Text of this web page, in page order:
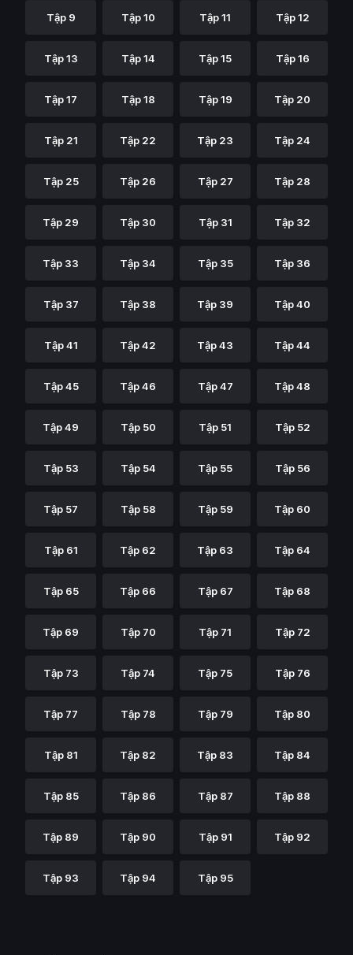
Tập 9 Tập 10 Tập 11 Tập 12
Tập 13 Tập 14 Tập 15 Tập 16
Tập 17 Tập 18 Tập 19 Tập 20
Tập 21 Tập 22 Tập 23 Tập 24
Tập 25 Tập 26 Tập 27 Tập 28
Tập 29 Tập 30 Tập 31 Tập 32
Tập 33 Tập 34 Tập 35 Tập 36
Tập 37 Tập 38 Tập 39 Tập 40
Tập 41 Tập 42 Tập 43 Tập 44
Tập 45 Tập 46 Tập 47 Tập 48
Tập 49 Tập 50 Tập 51 Tập 52
Tập 53 Tập 54 Tập 55 Tập 56
Tập 57 Tập 58 Tập 59 Tập 60
Tập 61 Tập 62 Tập 63 Tập 64
Tập 65 Tập 66 Tập 67 Tập 68
Tập 69 Tập 70 Tập 71 Tập 72
Tập 73 Tập 74 Tập 75 Tập 76
Tập 77 Tập 78 Tập 79 Tập 80
Tập 81 Tập 82 Tập 83 Tập 84
Tập 85 Tập 86 Tập 87 Tập 88
Tập 89 Tập 90 Tập 91 Tập 92
Tập 93 Tập 94 Tập 95